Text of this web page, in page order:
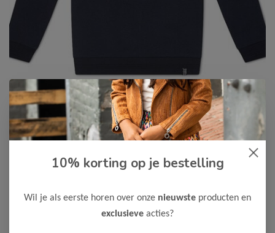
Koko Noko -55%
9,00 19,99
Kleur: Navy - Materiaal: 95% Bio Cotton/ 5% Elastane
10% korting op je bestelling
Wil je als eerste horen over onze nieuwste producten en
exclusieve acties?